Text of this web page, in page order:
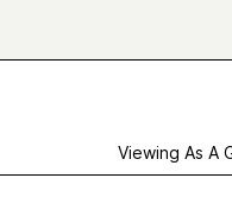
Viewing As A